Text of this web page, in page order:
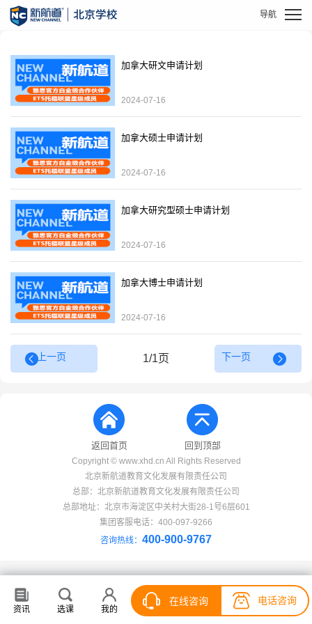
加拿大研文申请计划
2024-07-16
加拿大硕士申请计划
2024-07-16
加拿大研究型硕士申请计划
2024-07-16
加拿大博士申请计划
2024-07-16
上一页 1/1页 下一页
返回首页 回到顶部
Copyright © www.xhd.cn All Rights Reserved
北京新航道教育文化发展有限责任公司
总部：北京新航道教育文化发展有限责任公司
总部地址：北京市海淀区中关村大街28-1号6层601
集团客服电话：400-097-9266
咨询热线： 400-900-9767
资讯 选课 我的
在线咨询 电话咨询
资讯 选课 我的
在线咨询 电话咨询